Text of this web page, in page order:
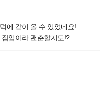
에 같이 올 수 있었네요!
입이라 괜춘할지도!?